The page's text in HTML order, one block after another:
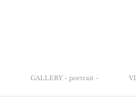
GALLERY - portrait -